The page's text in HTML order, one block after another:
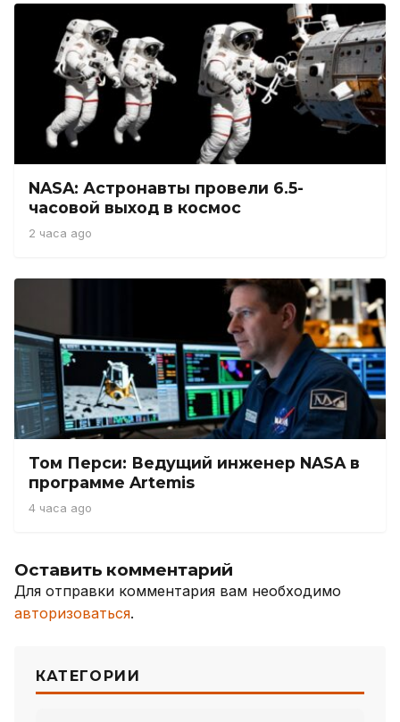
NASA: Астронавты провели 6.5-
часовой выход в космос
2 часа ago
Том Перси: Ведущий инженер NASA в
программе Artemis
4 часа ago
Оставить комментарий
Для отправки комментария вам необходимо
авторизоваться.
КАТЕГОРИИ